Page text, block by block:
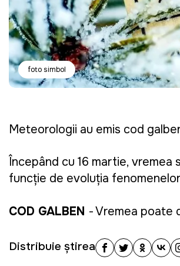
foto simbol
Meteorologii au emis cod
Începând cu 16 martie, vremea
funcție de evoluția
COD GALBEN - Vremea poate
Distribuie știrea